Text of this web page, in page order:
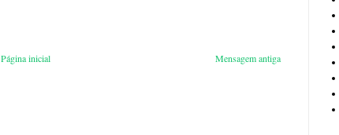
Mensagem antiga
Página inicial